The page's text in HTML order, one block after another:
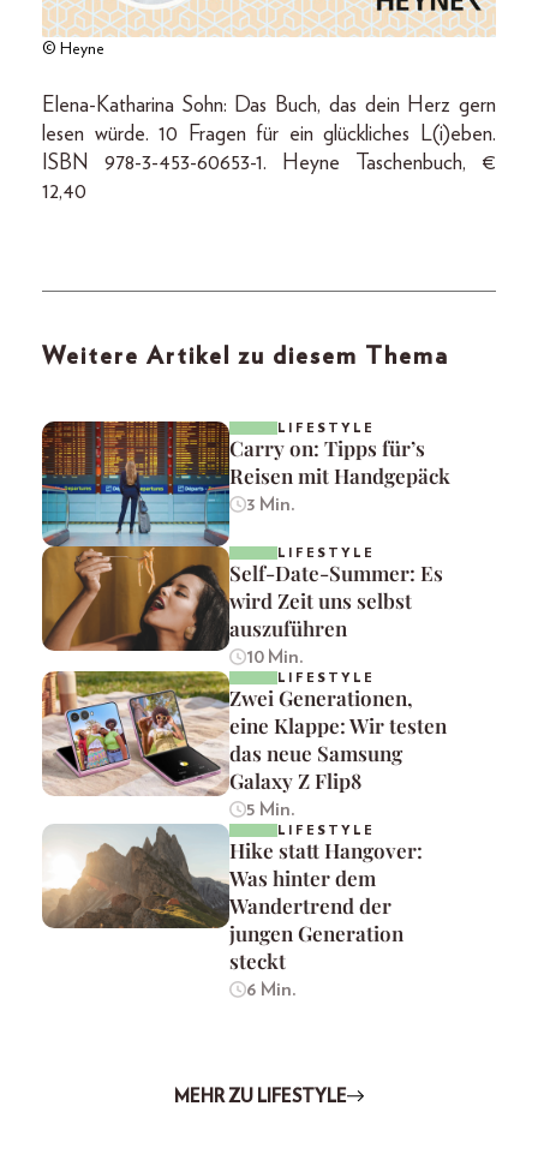
© Heyne
Elena-Katharina Sohn: Das Buch, das dein Herz gern
lesen würde. 10 Fragen für ein glückliches L(i)eben.
ISBN 978-3-453-60653-1. Heyne Taschenbuch, €
12,40
Weitere Artikel zu diesem Thema
LIFESTYLE
Carry on: Tipps für’s
Reisen mit Handgepäck
3 Min.
LIFESTYLE
Self-Date-Summer: Es
wird Zeit uns selbst
auszuführen
10 Min.
LIFESTYLE
Zwei Generationen,
eine Klappe: Wir testen
das neue Samsung
Galaxy Z Flip8
5 Min.
LIFESTYLE
Hike statt Hangover:
Was hinter dem
Wandertrend der
jungen Generation
steckt
6 Min.
MEHR ZU LIFESTYLE